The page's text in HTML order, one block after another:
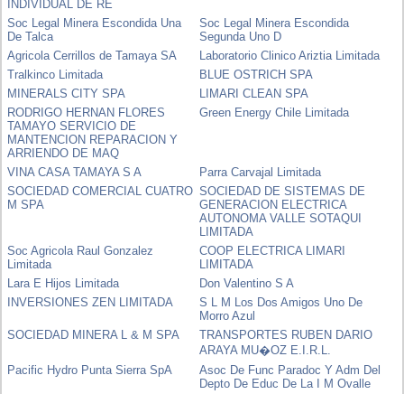
INDIVIDUAL DE RE
Soc Legal Minera Escondida Una
De Talca
Soc Legal Minera Escondida
Segunda Uno D
Agricola Cerrillos de Tamaya SA
Laboratorio Clinico Ariztia Limitada
Tralkinco Limitada
BLUE OSTRICH SPA
MINERALS CITY SPA
LIMARI CLEAN SPA
RODRIGO HERNAN FLORES
TAMAYO SERVICIO DE
MANTENCION REPARACION Y
ARRIENDO DE MAQ
Green Energy Chile Limitada
VINA CASA TAMAYA S A
Parra Carvajal Limitada
SOCIEDAD COMERCIAL CUATRO
M SPA
SOCIEDAD DE SISTEMAS DE
GENERACION ELECTRICA
AUTONOMA VALLE SOTAQUI
LIMITADA
Soc Agricola Raul Gonzalez
Limitada
COOP ELECTRICA LIMARI
LIMITADA
Lara E Hijos Limitada
Don Valentino S A
INVERSIONES ZEN LIMITADA
S L M Los Dos Amigos Uno De
Morro Azul
SOCIEDAD MINERA L & M SPA
TRANSPORTES RUBEN DARIO
ARAYA MU�OZ E.I.R.L.
Pacific Hydro Punta Sierra SpA
Asoc De Func Paradoc Y Adm Del
Depto De Educ De La I M Ovalle